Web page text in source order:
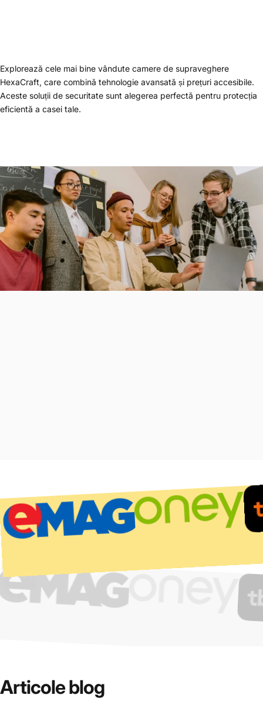
Explorează cele mai bine vândute camere de supraveghere
HexaCraft, care combină tehnologie avansată și prețuri accesibile.
Aceste soluții de securitate sunt alegerea perfectă pentru protecția
eficientă a casei tale.
O dronă foarte buna!
Ușor de controlat!
O recomand cu încredere!!
Articoleblog